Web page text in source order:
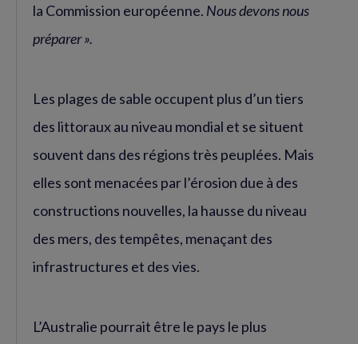
la Commission européenne. Nous devons nous
préparer ».
Les plages de sable occupent plus d’un tiers
des littoraux au niveau mondial et se situent
souvent dans des régions très peuplées. Mais
elles sont menacées par l’érosion due à des
constructions nouvelles, la hausse du niveau
des mers, des tempêtes, menaçant des
infrastructures et des vies.
L’Australie pourrait être le pays le plus